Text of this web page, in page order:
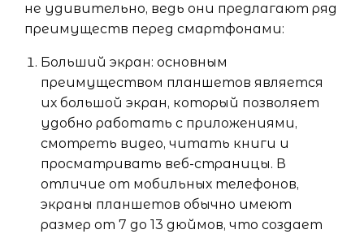
не удивительно, ведь они предлагают ряд
преимуществ перед смартфонами:
Больший экран: основным
преимуществом планшетов является
их большой экран, который позволяет
удобно работать с приложениями,
смотреть видео, читать книги и
просматривать веб-страницы. В
отличие от мобильных телефонов,
экраны планшетов обычно имеют
размер от 7 до 13 дюймов, что создает